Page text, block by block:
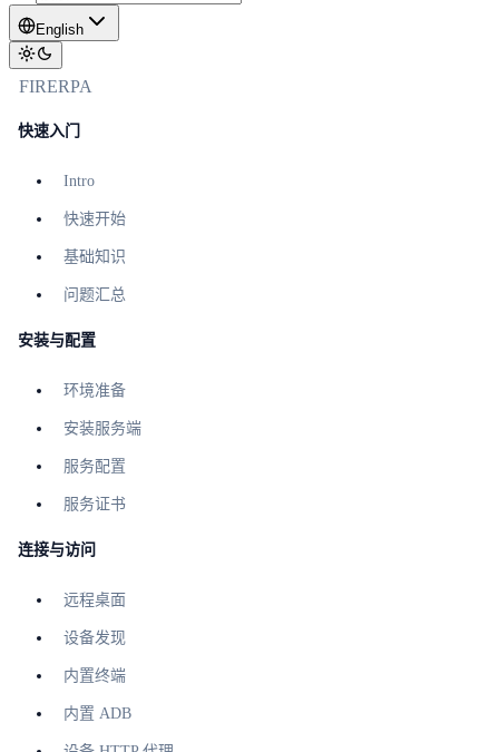
English
FIRERPA
快速入门
Intro
快速开始
基础知识
问题汇总
安装与配置
环境准备
安装服务端
服务配置
服务证书
连接与访问
远程桌面
设备发现
内置终端
内置 ADB